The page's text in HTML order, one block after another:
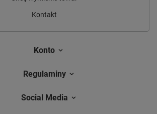
Kontakt
Konto
Regulaminy
Social Media